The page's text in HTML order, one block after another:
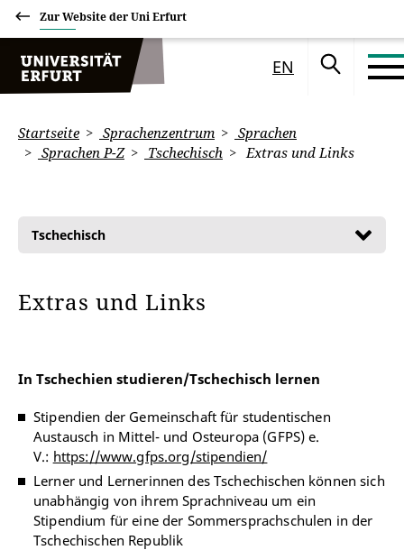
Zur Website der Uni Erfurt
EN
Startseite Sprachenzentrum
Sprachen
Sprachen P-Z
Tschechisch Extras und Links
Tschechisch
Extras und Links
In Tschechien studieren/Tschechisch lernen
Stipendien der Gemeinschaft für studentischen
Austausch in Mittel- und Osteuropa (GFPS) e.
V.: https://www.gfps.org/stipendien/
Lerner und Lernerinnen des Tschechischen können sich
unabhängig von ihrem Sprachniveau um ein
Stipendium für eine der Sommersprachschulen in der
Tschechischen Republik